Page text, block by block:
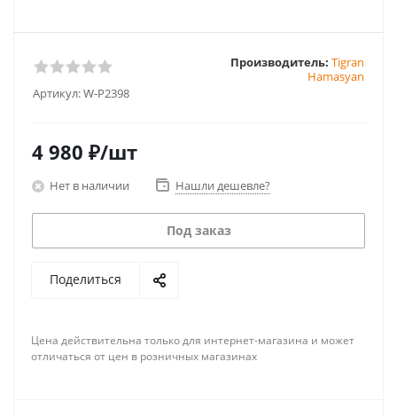
Артикул:W-P2398
Производитель: Tigran
Hamasyan
4 980 ₽/шт
Нет в наличии Нашли дешевле?
Под заказ
Поделиться
Цена действительна только для интернет-магазина и может
отличаться от цен в розничных магазинах